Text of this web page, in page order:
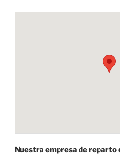
Nuestra empresa de reparto